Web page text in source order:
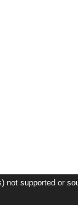
not supported or